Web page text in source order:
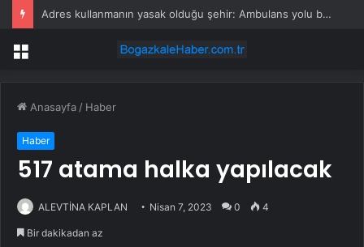
Adres kullanmanın yasak olduğu şehir: Ambulans yolu bulamıyor, kargo gitmiyor
Menü
Anasayfa / Haber
Haber
517 atama halka yapılacak
ALEVTİNA KAPLAN Nisan 7, 2023 0 4
Bir dakikadan az